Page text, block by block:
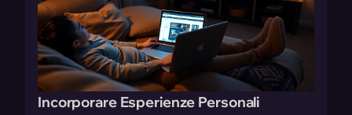
Incorporare Esperienze Personali